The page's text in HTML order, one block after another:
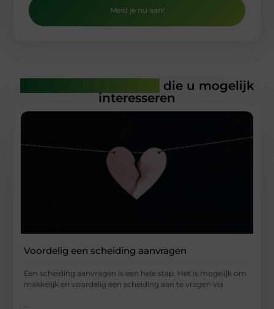
Meld je nu aan!
die u mogelijk
interesseren
Voordelig een scheiding aanvragen
Een scheiding aanvragen is een hele stap. Het is mogelijk om
makkelijk en voordelig een scheiding aan te vragen via